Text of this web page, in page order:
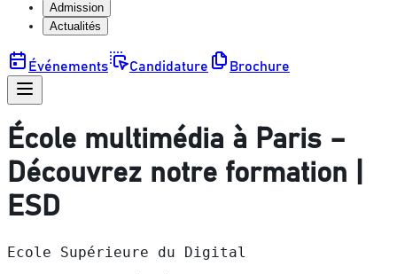
Admission
Actualités
Événements Candidature Brochure
École multimédia à Paris –
Découvrez notre formation |
ESD
Ecole Supérieure du Digital